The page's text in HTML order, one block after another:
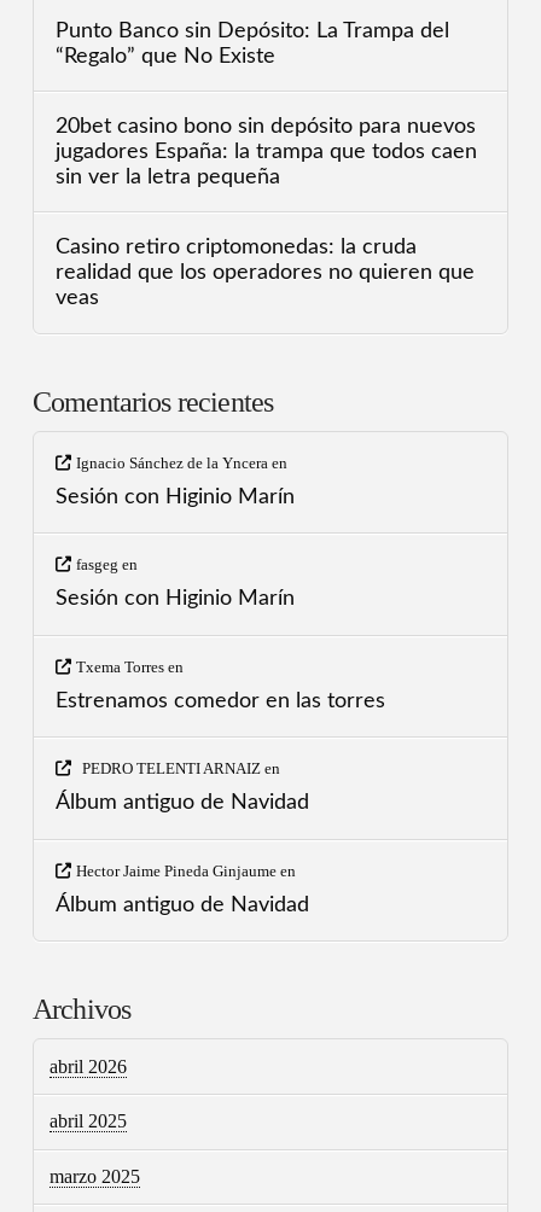
Punto Banco sin Depósito: La Trampa del
“Regalo” que No Existe
20bet casino bono sin depósito para nuevos
jugadores España: la trampa que todos caen
sin ver la letra pequeña
Casino retiro criptomonedas: la cruda
realidad que los operadores no quieren que
veas
Comentarios recientes
Ignacio Sánchez de la Yncera en
Sesión con Higinio Marín
fasgeg en
Sesión con Higinio Marín
Txema Torresen
Estrenamos comedor en las torres
PEDRO TELENTI ARNAIZ en
Álbum antiguo de Navidad
Hector Jaime Pineda Ginjaumeen
Álbum antiguo de Navidad
Archivos
abril 2026
abril 2025
marzo 2025